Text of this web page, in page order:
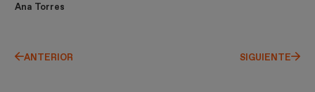
Ana Torres
ANTERIOR SIGUIENTE